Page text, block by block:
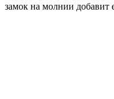
замок на молнии